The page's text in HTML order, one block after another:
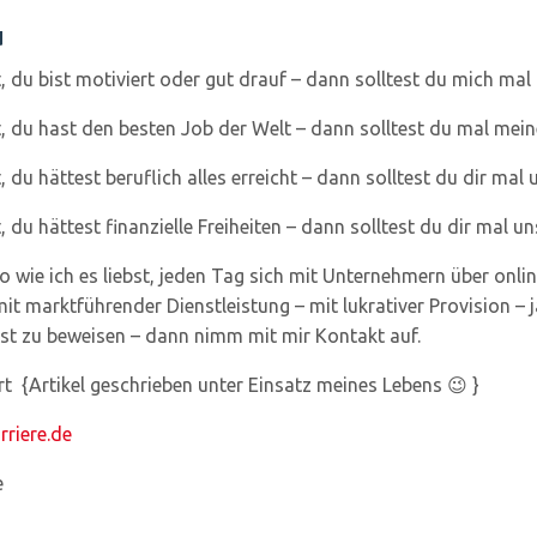
du bist motiviert oder gut drauf – dann solltest du mich mal
du hast den besten Job der Welt – dann solltest du mal
du hättest beruflich alles erreicht – dann solltest du dir mal
du hättest finanzielle Freiheiten – dann solltest du dir mal
wie ich es liebst, jeden Tag sich mit Unternehmern über
marktführender Dienstleistung – mit lukrativer Provision –
zu beweisen – dann nimm mit mir Kontakt auf.
{Artikel geschrieben unter Einsatz meines Lebens 😉 }